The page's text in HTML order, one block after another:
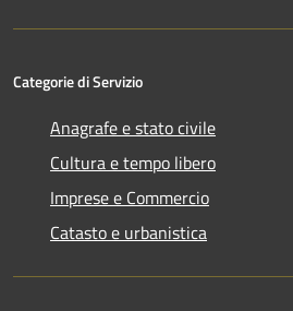
Categorie di Servizio
Anagrafe e stato civile
Cultura e tempo libero
Imprese e Commercio
Catasto e urbanistica